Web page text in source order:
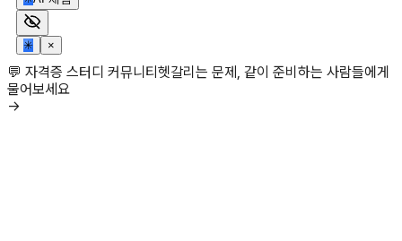
✳ ×
💬 자격증 스터디 커뮤니티헷갈리는 문제, 같이 준비하는 사람들에게
물어보세요
→